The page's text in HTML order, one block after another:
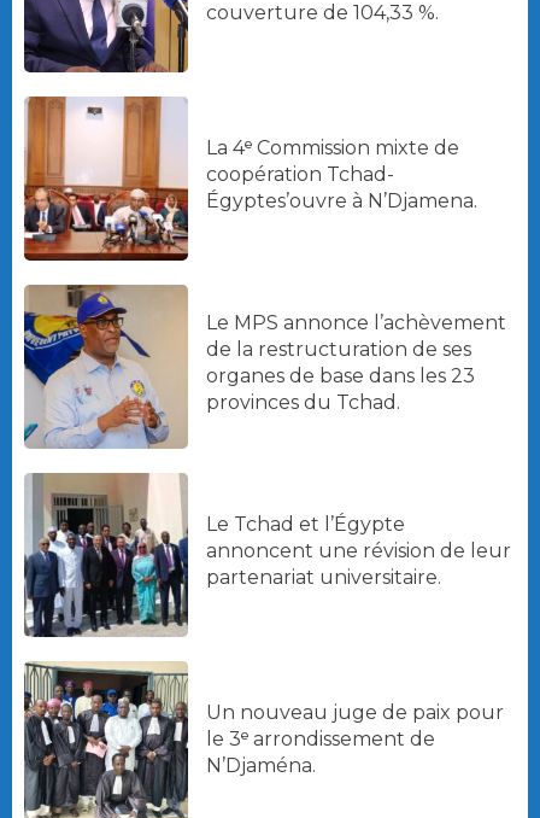
couverture de 104,33 %.
La 4ᵉ Commission mixte de
coopération Tchad-
Égyptes’ouvre à N’Djamena.
Le MPS annonce l’achèvement
de la restructuration de ses
organes de base dans les 23
provinces du Tchad.
Le Tchad et l’Égypte
annoncent une révision de leur
partenariat universitaire.
Un nouveau juge de paix pour
le 3ᵉ arrondissement de
N’Djaména.